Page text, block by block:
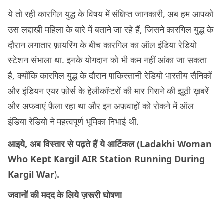
ये तो रही कारगिल युद्ध के विषय में संक्षिप्त जानकारी, अब हम आपको
उस लद्दाखी महिला के बारे में बताने जा रहे हैं, जिसने कारगिल युद्ध के
दौरान लगातार फ़ायरिंग के बीच कारगिल का ऑल इंडिया रेडियो
स्टेशन संभाला था. इनके योगदान को भी कम नहीं आंका जा सकता
है, क्योंकि कारगिल युद्ध के दौरान पाकिस्तानी रेडियो भारतीय सैनिकों
और इंडियन एयर फ़ोर्स के हेलीकॉप्टरों की मार गिराने की झूठी ख़बरें
और अफवाएं फ़ैला रहा था और इन अफ़वाहों को रोकने में ऑल
इंडिया रेडियो ने महत्वपूर्ण भूमिका निभाई थी.
आइये, अब विस्तार से पढ़ते हैं ये आर्टिकल (Ladakhi Woman
Who Kept Kargil AIR Station Running During
Kargil War).
जवानों की मदद के लिये ज़रूरी घोषणा